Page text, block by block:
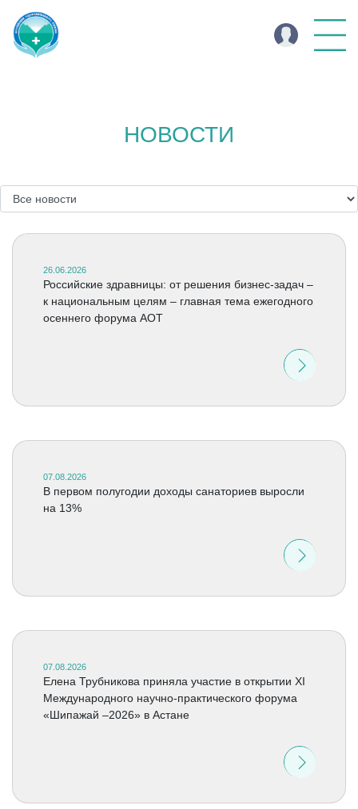
НОВОСТИ
26.06.2026
Российские здравницы: от решения бизнес-задач –
к национальным целям – главная тема ежегодного
осеннего форума АОТ
07.08.2026
В первом полугодии доходы санаториев выросли
на 13%
07.08.2026
Елена Трубникова приняла участие в открытии XI
Международного научно-практического форума
«Шипажай –2026» в Астане